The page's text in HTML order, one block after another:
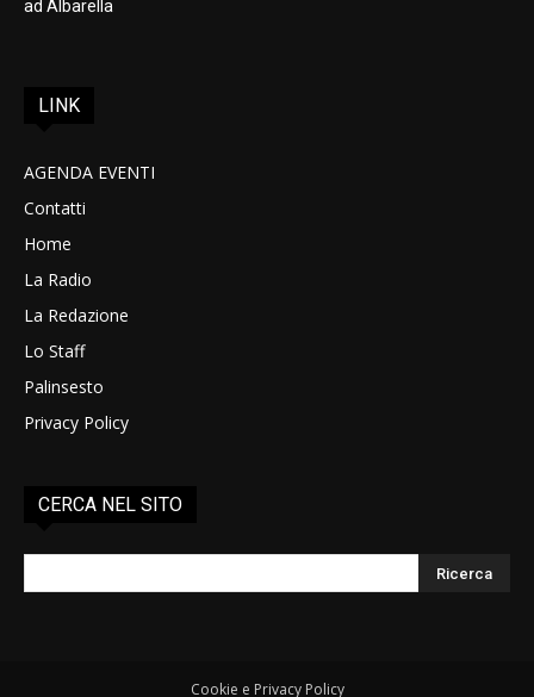
ad Albarella
LINK
AGENDA EVENTI
Contatti
Home
La Radio
La Redazione
Lo Staff
Palinsesto
Privacy Policy
CERCA NEL SITO
Cookie e Privacy Policy